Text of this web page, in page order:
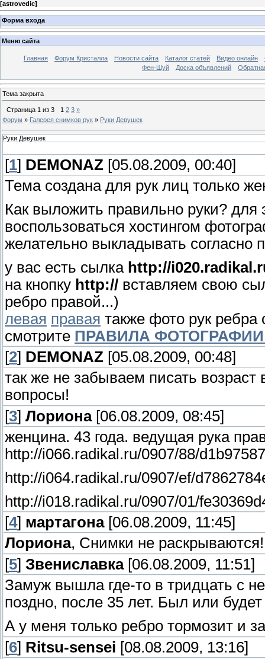
[astrovedic]
Форма входа
Меню сайта
Главная Форум Кристалла Новости сайта Каталог статей Видео онлайн
Фен-Шуй
Доска объявлений
Тема закрыта
Страница 1 из 3 1 2 3 »
Форум » Галерея снимков рук » Руки Девушек
Руки Девушек
[1] DEMONAZ [05.08.2009, 00:40]
Тема создана для рук лиц только
Как выложить правильно руки? для
воспользоваться хостингом
желательно выкладывать согласно
у вас есть сылка http://
на кнопку http:// вставляем свою
ребро правой...)
левая правая также фото рук
смотрите ПРАВИЛА ФОТОГРАФИИ
[2] DEMONAZ [05.08.2009, 00:48]
так же не забываем писать
вопросы!
[3] Лориона[06.08.2009, 08:45]
женцина. 43 года. ведущая рука
http://i066.radikal.ru/0907/88/
http://i064.radikal.ru/0907/ef/
http://i018.radikal.ru/0907/01/
[4] мартагона[06.08.2009, 11:45]
Лориона, Снимки не раскрываются!
[5] Звениславка[06.08.2009, 11:51]
Замуж вышла где-то в тридцать с
поздно, после 35 лет. Был или будет
А у меня только ребро тормозит и
[6] Ritsu-sensei [08.08.2009, 13:16]